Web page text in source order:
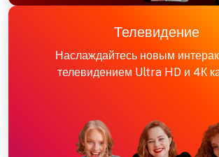
Телевидение
Наслаждайтесь новым
телевидением Ultra HD и 4К